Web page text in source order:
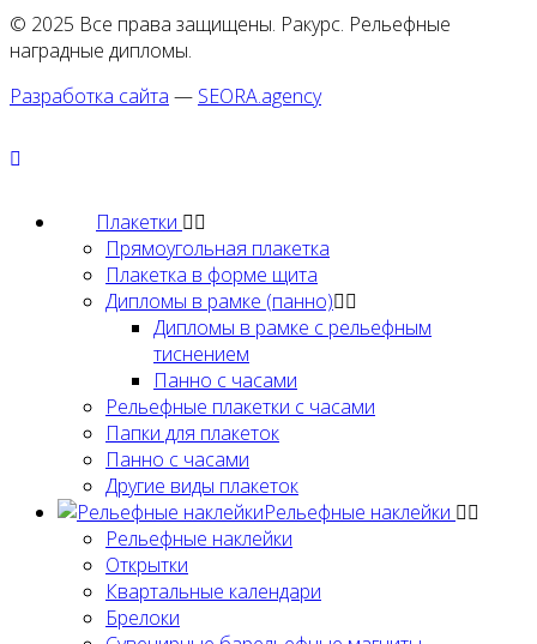
© 2025 Все права защищены. Ракурс. Рельефные
наградные дипломы.
Разработка сайта — SEORA.agency
Плакетки
Прямоугольная плакетка
Плакетка в форме щита
Дипломы в рамке (панно)
Дипломы в рамке с рельефным
тиснением
Панно с часами
Рельефные плакетки с часами
Папки для плакеток
Панно с часами
Другие виды плакеток
Рельефные наклейки
Рельефные наклейки
Открытки
Квартальные календари
Брелоки